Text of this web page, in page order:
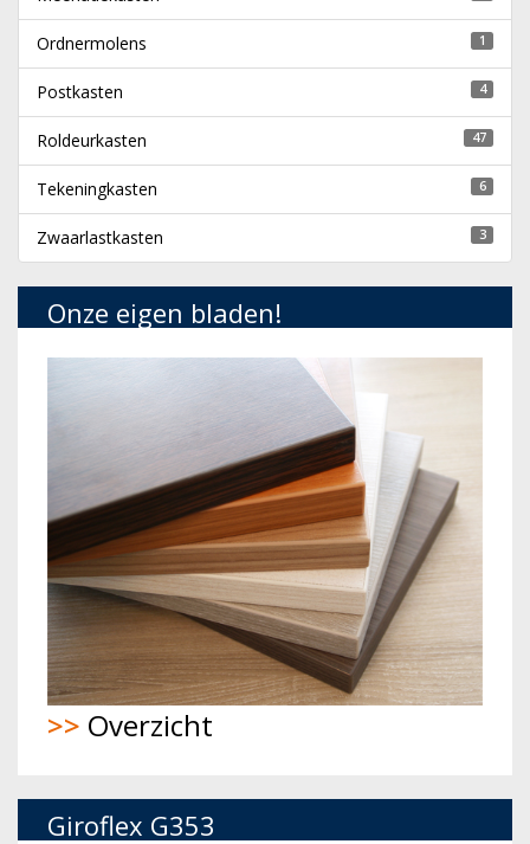
Ordnermolens 1
Postkasten 4
Roldeurkasten 47
Tekeningkasten 6
Zwaarlastkasten 3
Onze eigen bladen!
>> Overzicht
Giroflex G353